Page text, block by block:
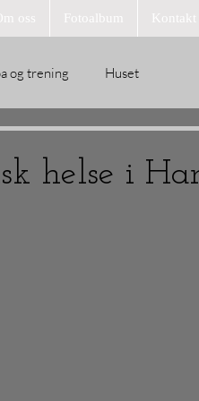
oss Fotoalbum Kontakt
og trening Huset
helse i